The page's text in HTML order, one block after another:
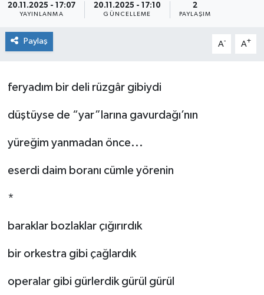
20.11.2025 - 17:07
YAYINLANMA
20.11.2025 - 17:10
GÜNCELLEME
2
PAYLAŞIM
Paylaş A- A+
feryadım bir deli rüzgâr gibiydi
düştüyse de “yar”larına gavurdağı’nın
yüreğim yanmadan önce...
eserdi daim boranı cümle yörenin
*
baraklar bozlaklar çığırırdık
bir orkestra gibi çağlardık
operalar gibi gürlerdik gürül gürül
Tüm Manşetler
Son Dakika Haberleri
Haber Arşivi